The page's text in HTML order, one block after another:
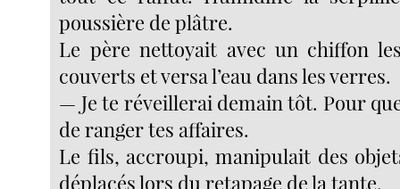
poussière de plâtre.
Le père nettoyait avec un chiffon
couverts et versa l’eau dans les verres.
— Je te réveillerai demain tôt. Pour
de ranger tes affaires.
Le fils, accroupi, manipulait des
déplacés lors du retapage de la tante.